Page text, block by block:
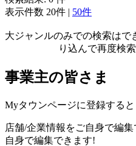
表示件数 20件 | 50件
大ジャンルのみでの検索はで
り込んで再度検
事業主の皆さま
Myタウンページに登録すると
店舗/企業情報をご自身で編
自身で編集できます!